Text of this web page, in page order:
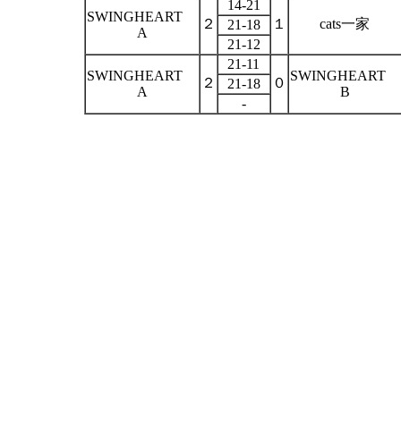
SWINGHEART
A
２
14-21
１
cats一家
21-18
21-12
SWINGHEART
A
２
21-11
０ SWINGHEART
B
21-18
-